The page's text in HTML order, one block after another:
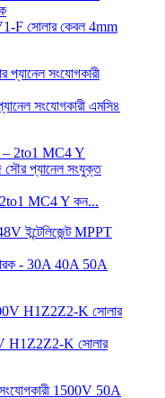
F সোলার কেবল 4mm
সংযোগকারী এমসি৪
2to1 MC4 Y কন...
- 30A 40A 50A
H1Z2Z2-K সোলার